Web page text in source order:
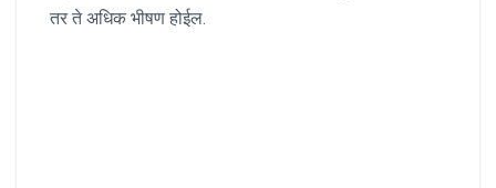
तर ते अधिक भीषण होईल.